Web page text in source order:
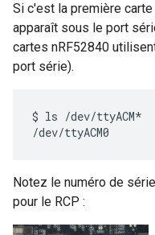
Si c'est la première
apparaît sous le port
cartes nRF52840
port série).
$ ls /dev/ttyACM*
Notez le numéro de
pour le RCP :